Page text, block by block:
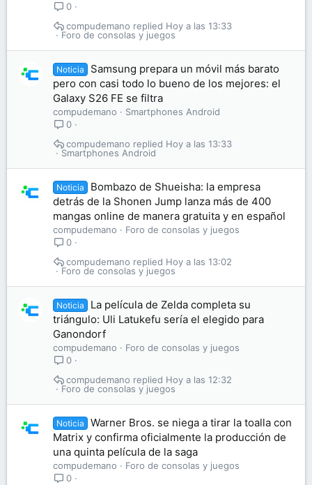
0
Foro de consolas y juegos
Hoy a las 13:33
compudemano
Noticia
Samsung prepara un móvil más barato
pero con casi todo lo bueno de los mejores: el
Galaxy S26 FE se filtra
compudemano
Smartphones Android
0
Smartphones Android
Hoy a las 13:33
compudemano
Noticia
Bombazo de Shueisha: la empresa
detrás de la Shonen Jump lanza más de 400
mangas online de manera gratuita y en español
compudemano
Foro de consolas y juegos
0
Foro de consolas y juegos
Hoy a las 13:02
compudemano
Noticia
La película de Zelda completa su
triángulo: Uli Latukefu sería el elegido para
Ganondorf
compudemano
Foro de consolas y juegos
0
Foro de consolas y juegos
Hoy a las 12:32
compudemano
Noticia
Warner Bros. se niega a tirar la toalla con
Matrix y confirma oficialmente la producción de
una quinta película de la saga
compudemano
Foro de consolas y juegos
0